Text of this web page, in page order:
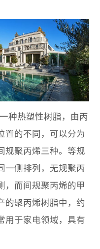
种热塑性树脂，由丙
置的不同，可以分为
规聚丙烯三种。等规
一侧排列，无规聚丙
，而间规聚丙烯的甲
的聚丙烯树脂中，约
用于家电领域，具有